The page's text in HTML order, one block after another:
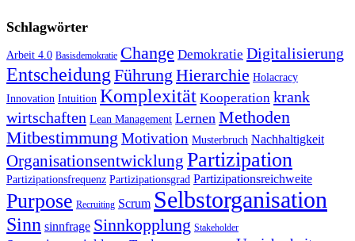
Schlagwörter
Arbeit 4.0 Basisdemokratie Change Demokratie Digitalisierung
Entscheidung Führung Hierarchie Holacracy
Innovation Intuition Komplexität Kooperation krank
wirtschaften Lean Management Lernen Methoden
Mitbestimmung Motivation Musterbruch Nachhaltigkeit
Organisationsentwicklung Partizipation
Partizipationsfrequenz Partizipationsgrad Partizipationsreichweite
Purpose Recruiting Scrum Selbstorganisation
Sinn sinnfrage Sinnkopplung Stakeholder